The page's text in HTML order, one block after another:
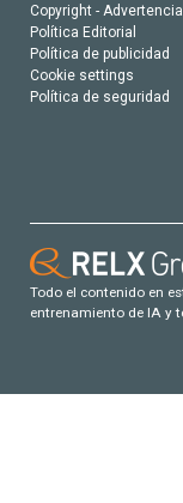
Copyright -
Política Editorial
Política de publicidad
Cookie settings
Política de seguridad
Todo el contenido en
entrenamiento de IA y